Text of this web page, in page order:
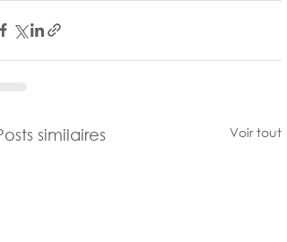
similaires Voir tout